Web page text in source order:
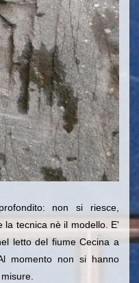
non si riesce,
la tecnica nè il modello. E'
letto del fiume Cecina a
momento non si hanno